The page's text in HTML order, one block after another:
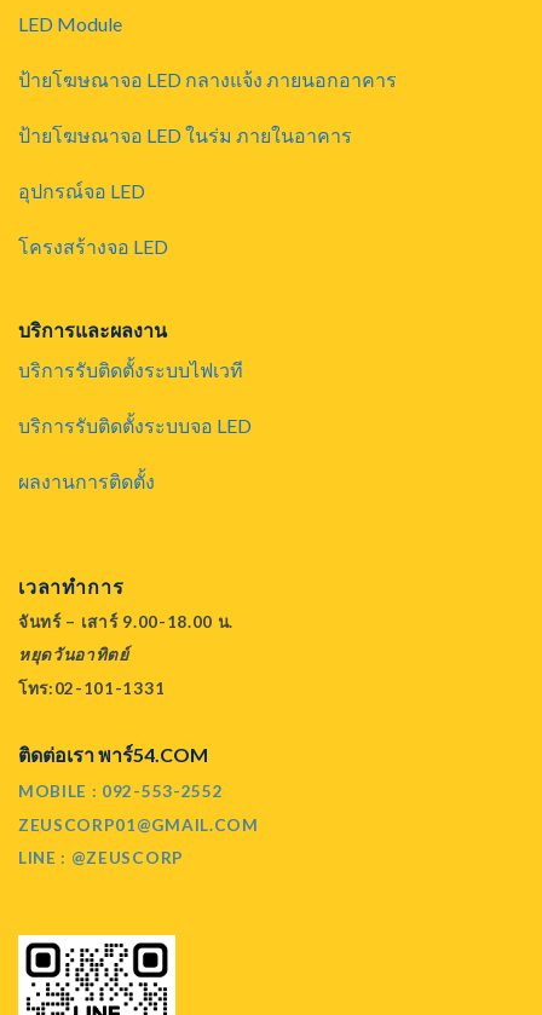
LED Module
ป้ายโฆษณาจอ LED กลางแจ้ง ภายนอกอาคาร
ป้ายโฆษณาจอ LED ในร่ม ภายในอาคาร
อุปกรณ์จอ LED
โครงสร้างจอ LED
บริการและผลงาน
บริการรับติดตั้งระบบไฟเวที
บริการรับติดตั้งระบบจอ LED
ผลงานการติดตั้ง
เวลาทำการ
จันทร์ – เสาร์ 9.00-18.00 น.
หยุดวันอาทิตย์
โทร:02-101-1331
ติดต่อเรา พาร์54.COM
MOBILE : 092-553-2552
ZEUSCORP01@GMAIL.COM
LINE : @ZEUSCORP